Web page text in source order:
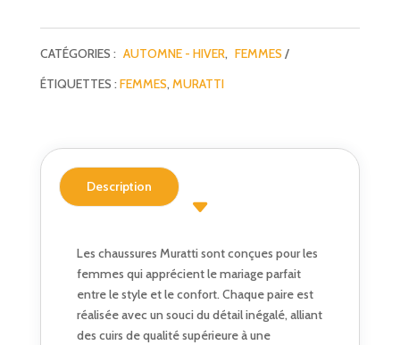
CATÉGORIES : AUTOMNE - HIVER, FEMMES
ÉTIQUETTES :FEMMES,MURATTI
Description
Les chaussures Muratti sont conçues pour les
femmes qui apprécient le mariage parfait
entre le style et le confort. Chaque paire est
réalisée avec un souci du détail inégalé, alliant
des cuirs de qualité supérieure à une